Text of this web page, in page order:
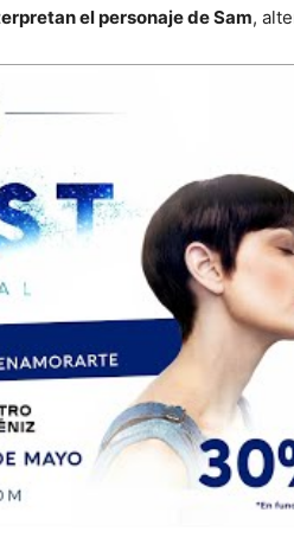
el personaje de Sam,